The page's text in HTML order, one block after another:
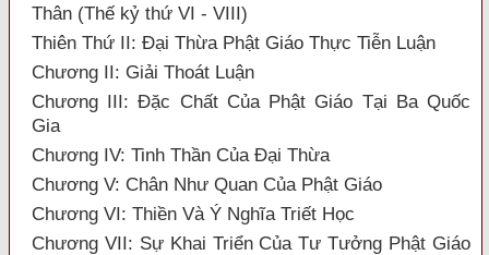
Thân (Thế kỷ thứ VI - VIII)
Thiên Thứ II: Đại Thừa Phật Giáo Thực Tiễn Luận
Chương II: Giải Thoát Luận
Chương III: Đặc Chất Của Phật Giáo Tại Ba Quốc
Gia
Chương IV: Tinh Thần Của Đại Thừa
Chương V: Chân Như Quan Của Phật Giáo
Chương VI: Thiền Và Ý Nghĩa Triết Học
Chương VII: Sự Khai Triển Của Tư Tưởng Phật Giáo